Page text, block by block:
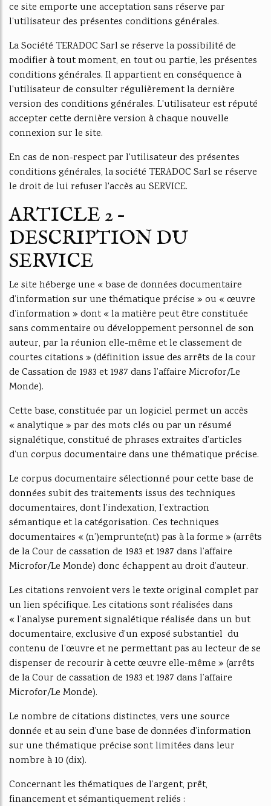
ce site emporte une acceptation sans réserve par
l’utilisateur des présentes conditions générales.
La Société TERADOC Sarl se réserve la possibilité de
modifier à tout moment, en tout ou partie, les présentes
conditions générales. Il appartient en conséquence à
l'utilisateur de consulter régulièrement la dernière
version des conditions générales. L'utilisateur est réputé
accepter cette dernière version à chaque nouvelle
connexion sur le site.
En cas de non-respect par l'utilisateur des présentes
conditions générales, la société TERADOC Sarl se réserve
le droit de lui refuser l'accès au SERVICE.
ARTICLE 2 –
DESCRIPTION DU
SERVICE
Le site héberge une « base de données documentaire
d’information sur une thématique précise » ou « œuvre
d’information » dont « la matière peut être constituée
sans commentaire ou développement personnel de son
auteur, par la réunion elle-même et le classement de
courtes citations » (définition issue des arrêts de la cour
de Cassation de 1983 et 1987 dans l’affaire Microfor/Le
Monde).
Cette base, constituée par un logiciel permet un accès
« analytique » par des mots clés ou par un résumé
signalétique, constitué de phrases extraites d’articles
d’un corpus documentaire dans une thématique précise.
Le corpus documentaire sélectionné pour cette base de
données subit des traitements issus des techniques
documentaires, dont l’indexation, l’extraction
sémantique et la catégorisation. Ces techniques
documentaires « (n’)emprunte(nt) pas à la forme » (arrêts
de la Cour de cassation de 1983 et 1987 dans l’affaire
Microfor/Le Monde) donc échappent au droit d’auteur.
Les citations renvoient vers le texte original complet par
un lien spécifique. Les citations sont réalisées dans
« l’analyse purement signalétique réalisée dans un but
documentaire, exclusive d’un exposé substantiel du
contenu de l’œuvre et ne permettant pas au lecteur de se
dispenser de recourir à cette œuvre elle-même » (arrêts
de la Cour de cassation de 1983 et 1987 dans l’affaire
Microfor/Le Monde).
Le nombre de citations distinctes, vers une source
donnée et au sein d’une base de données d’information
sur une thématique précise sont limitées dans leur
nombre à 10 (dix).
Concernant les thématiques de l’argent, prêt,
financement et sémantiquement reliés :